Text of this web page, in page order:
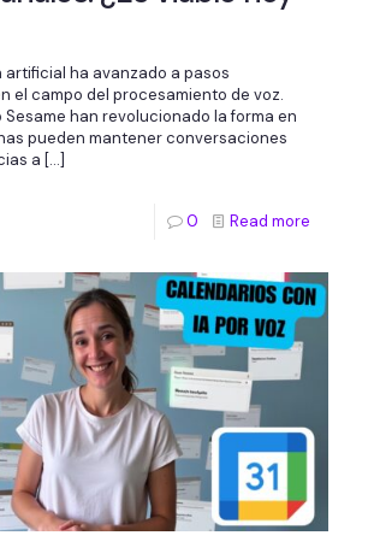
artificial ha avanzado a pasos
el campo del procesamiento de voz.
Sesame han revolucionado la forma en
pueden mantener conversaciones
a […]
0 Read more